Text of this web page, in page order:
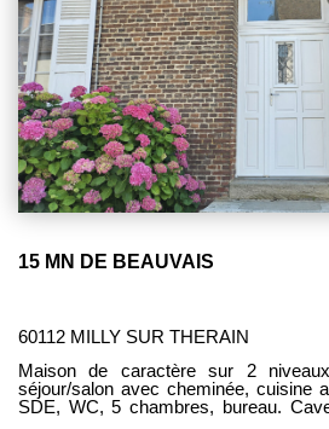
15 MN DE BEAUVAIS
60112 MILLY SUR THERAIN
Maison de caractère sur 2
séjour/salon avec cheminée, cuisine
SDE, WC, 5 chambres, bureau.